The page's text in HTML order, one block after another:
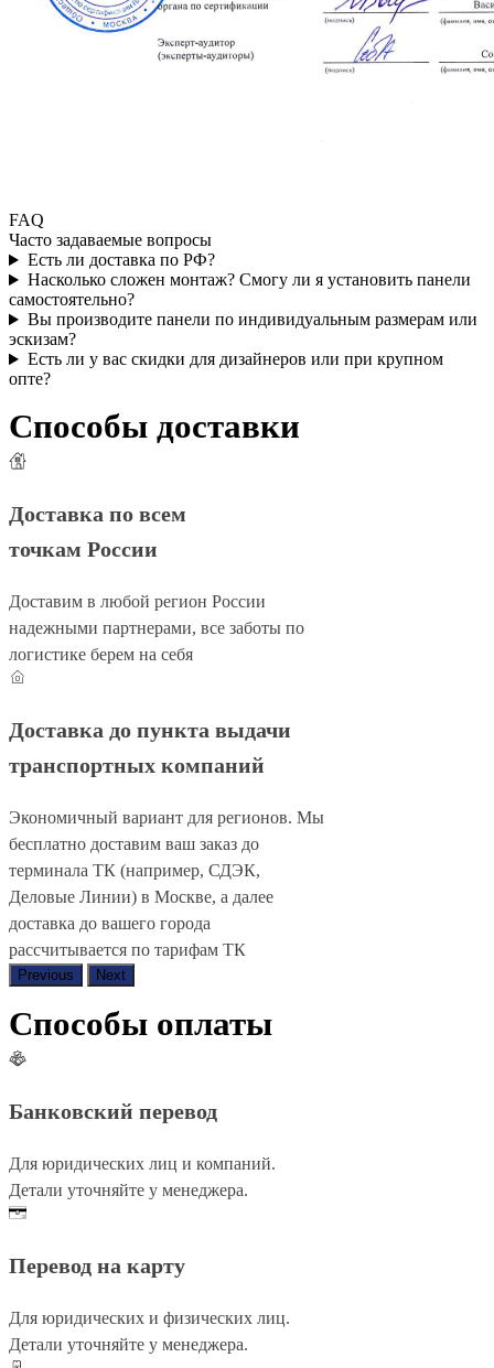
FAQ
Часто задаваемые вопросы
Есть ли доставка по РФ?
Насколько сложен монтаж? Смогу ли я установить панели
самостоятельно?
Вы производите панели по индивидуальным размерам или
эскизам?
Есть ли у вас скидки для дизайнеров или при крупном
опте?
Способы доставки
Доставка по всем
точкам России
Доставим в любой регион России
надежными партнерами, все заботы по
логистике берем на себя
Доставка до пункта выдачи
транспортных компаний
Экономичный вариант для регионов. Мы
бесплатно доставим ваш заказ до
терминала ТК (например, СДЭК,
Деловые Линии) в Москве, а далее
доставка до вашего города
рассчитывается по тарифам ТК
Previous Next
Способы оплаты
Банковский перевод
Для юридических лиц и компаний.
Детали уточняйте у менеджера.
Перевод на карту
Для юридических и физических лиц.
Детали уточняйте у менеджера.